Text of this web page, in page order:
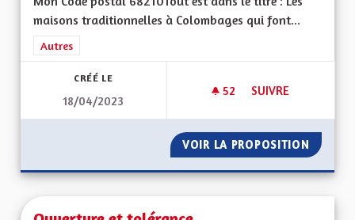
maisons traditionnelles à Colombages qui font...
Filtrer les résultats de la catégorie : Autres
Autres
CRÉÉ LE
18/04/2023
52 52 ABONNÉS
SUIVRE
VOIR LA PROPOSITION